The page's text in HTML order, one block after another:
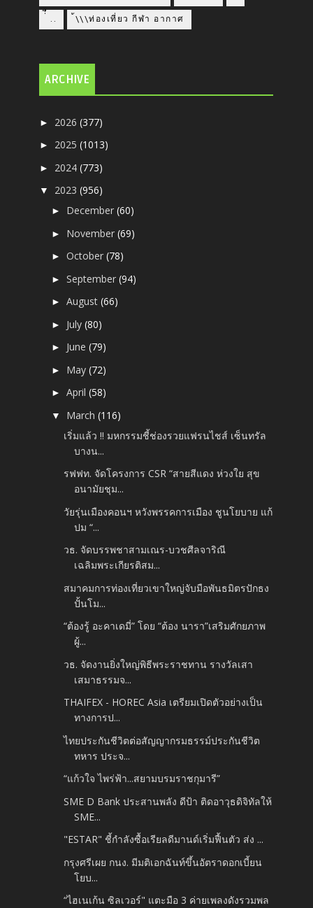
่่ื​ .. ้\\\ท่องเที่ยว กีฬา อากาศ
ARCHIVE
► 2026(377)
► 2025(1013)
► 2024(773)
▼ 2023(956)
► December(60)
► November(69)
►October(78)
►September(94)
►August(66)
► July(80)
► June(79)
► May(72)
►April(58)
▼ March(116)
เริ่มแล้ว !! มหกรรมชี้ช่องรวยแฟรนไชส์ เซ็นทรัล
บางน...
รฟฟท. จัดโครงการ CSR “สายสีแดง ห่วงใย สุข
อนามัยชุม...
วัยรุ่นเมืองคอนฯ หวังพรรคการเมือง ชูนโยบาย แก้
ปม “...
วธ. จัดบรรพชาสามเณร-บวชศีลจาริณี
เฉลิมพระเกียรติสม...
สมาคมการท่องเที่ยวเขาใหญ่จับมือพันธมิตรปักธง
ปั้นโม...
“ต้องรู้ อะคาเดมี่” โดย “ต้อง นารา”เสริมศักยภาพ
ผู้...
วธ. จัดงานยิ่งใหญ่พิธีพระราชทาน รางวัลเสา
เสมาธรรมจ...
THAIFEX - HOREC Asia เตรียมเปิดตัวอย่างเป็น
ทางการป...
ไทยประกันชีวิตต่อสัญญากรมธรรม์ประกันชีวิต
ทหาร ประจ...
“แก้วใจ ไพร่ฟ้า...สยามบรมราชกุมารี”
SME D Bank ประสานพลัง ดีป้า ติดอาวุธดิจิทัลให้
SME...
"ESTAR" ชี้กำลังซื้อเรียลดีมานด์เริ่มฟื้นตัว ส่ง ...
กรุงศรีเผย กนง. มีมติเอกฉันท์ขึ้นอัตราดอกเบี้ยน
โยบ...
“ไฮเนเก้น ซิลเวอร์" แตะมือ 3 ค่ายเพลงดังรวมพล